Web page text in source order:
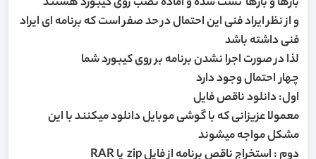
و از نظر ایراد فنی این احتمال در حد صفر است که برنامه ای ایراد
فنی داشته باشد
لذا در صورت اجرا نشدن برنامه بر روی کیبورد شما
چهار احتمال وجود دارد
اول: دانلود ناقص فایل
معمولا عزیزانی که با گوشی موبایل دانلود میکنند با این
مشکل مواجه میشوند
دوم : استخراج ناقص برنامه از فایل zip یا RAR